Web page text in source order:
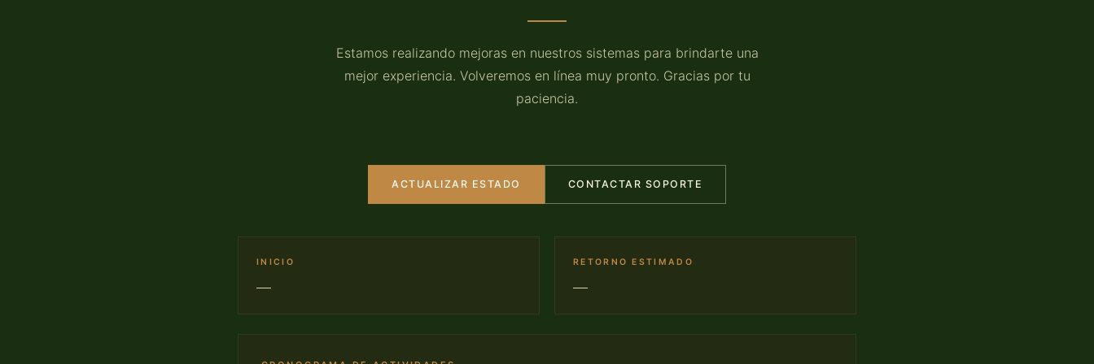
Estamos realizando mejoras en nuestros sistemas para brindarte una
mejor experiencia. Volveremos en línea muy pronto. Gracias por tu
paciencia.
ACTUALIZAR ESTADO CONTACTAR SOPORTE
INICIO
—
RETORNO ESTIMADO
—